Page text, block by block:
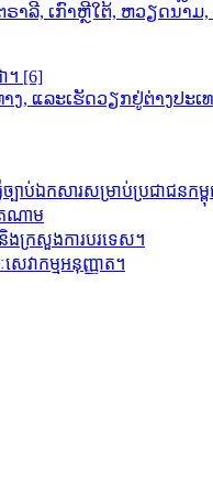
ຣາລີ, ເກົາຫຼີໃຕ້, ຫວຽດນາ
។ [6]
າງ, ແລະເຮັດວຽກຢູ່ຕ່າງປະເ
បាប់​ឯកសារ​សម្រាប់​ប្រជាជន​កម្
តណាម
ក្រសួងការបរទេស។
វាកម្មអនុញ្ញាត។